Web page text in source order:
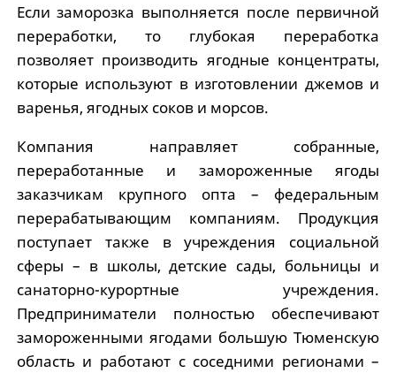
Если заморозка выполняется после первичной
переработки, то глубокая переработка
позволяет производить ягодные концентраты,
которые используют в изготовлении джемов и
варенья, ягодных соков и морсов.
Компания направляет собранные,
переработанные и замороженные ягоды
заказчикам крупного опта – федеральным
перерабатывающим компаниям. Продукция
поступает также в учреждения социальной
сферы – в школы, детские сады, больницы и
санаторно-курортные учреждения.
Предприниматели полностью обеспечивают
замороженными ягодами большую Тюменскую
область и работают с соседними регионами –